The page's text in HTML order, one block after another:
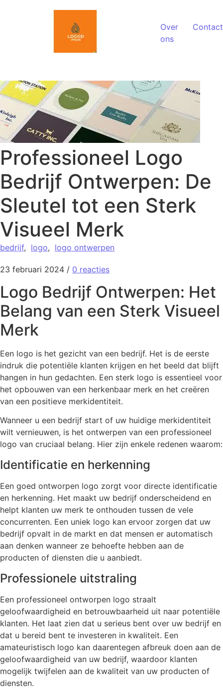
Over
ons
Contact
Professioneel Logo
Bedrijf Ontwerpen: De
Sleutel tot een Sterk
Visueel Merk
bedrijf, logo, logo ontwerpen
23 februari 2024 / 0 reacties
Logo Bedrijf Ontwerpen: Het
Belang van een Sterk Visueel
Merk
Een logo is het gezicht van een bedrijf. Het is de eerste
indruk die potentiële klanten krijgen en het beeld dat blijft
hangen in hun gedachten. Een sterk logo is essentieel voor
het opbouwen van een herkenbaar merk en het creëren
van een positieve merkidentiteit.
Wanneer u een bedrijf start of uw huidige merkidentiteit
wilt vernieuwen, is het ontwerpen van een professioneel
logo van cruciaal belang. Hier zijn enkele redenen waarom:
Identificatie en herkenning
Een goed ontworpen logo zorgt voor directe identificatie
en herkenning. Het maakt uw bedrijf onderscheidend en
helpt klanten uw merk te onthouden tussen de vele
concurrenten. Een uniek logo kan ervoor zorgen dat uw
bedrijf opvalt in de markt en dat mensen er automatisch
aan denken wanneer ze behoefte hebben aan de
producten of diensten die u aanbiedt.
Professionele uitstraling
Een professioneel ontworpen logo straalt
geloofwaardigheid en betrouwbaarheid uit naar potentiële
klanten. Het laat zien dat u serieus bent over uw bedrijf en
dat u bereid bent te investeren in kwaliteit. Een
amateuristisch logo kan daarentegen afbreuk doen aan de
geloofwaardigheid van uw bedrijf, waardoor klanten
mogelijk twijfelen aan de kwaliteit van uw producten of
diensten.